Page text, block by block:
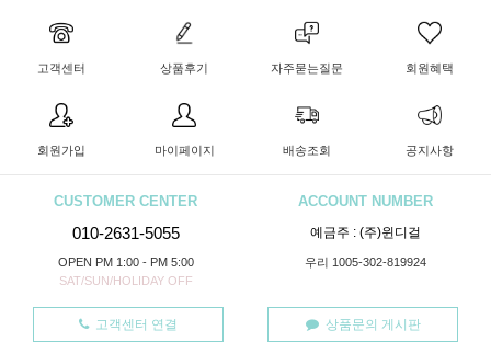
고객센터 상품후기 자주묻는질문 회원혜택
회원가입 마이페이지 배송조회 공지사항
CUSTOMER CENTER
010-2631-5055
OPEN PM 1:00 - PM 5:00
SAT/SUN/HOLIDAY OFF
ACCOUNT NUMBER
예금주 : (주)윈디걸
우리 1005-302-819924
고객센터 연결 상품문의 게시판